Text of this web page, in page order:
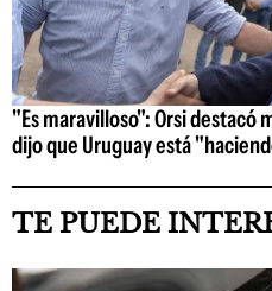
"Es maravilloso": Orsi destacó
dijo que Uruguay está
TE PUEDE